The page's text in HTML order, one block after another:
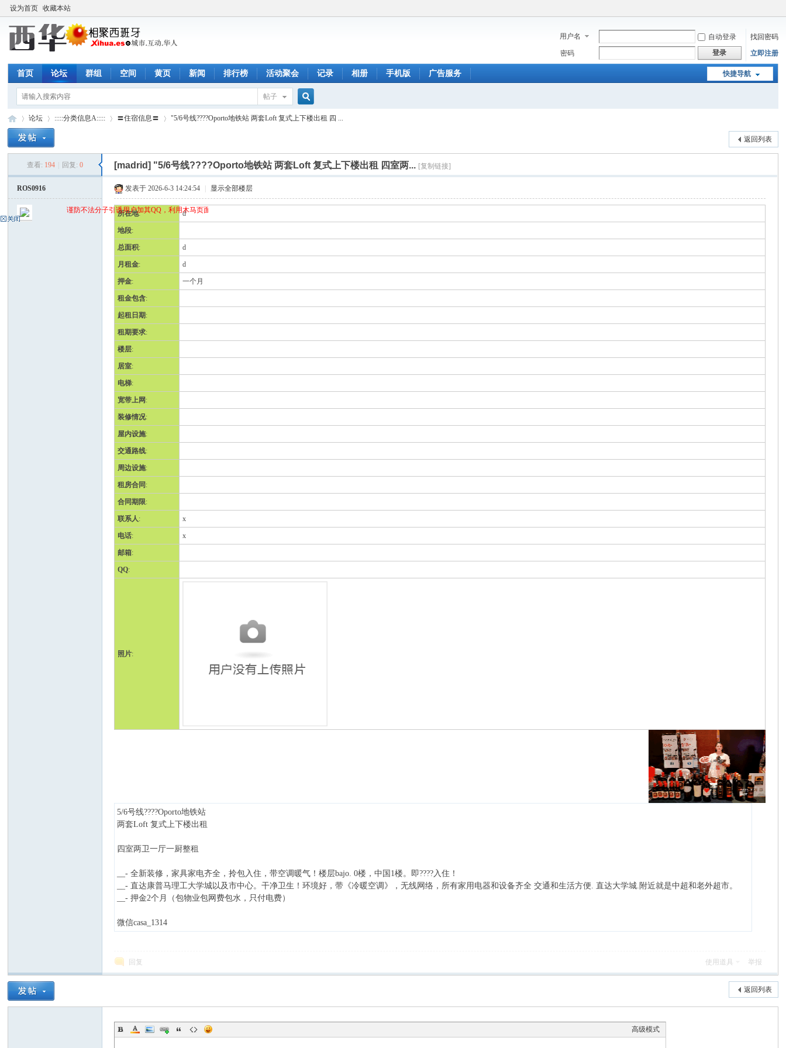
设为首页 收藏本站
用户名 自动登录
找回密码
密码
登录 立即注册
快捷导航
首页 论坛 群组 空间 黄页 新闻 排行榜 活动聚会 记录 相册 手机版 广告服务
帖子
搜
索
论坛
›
:::::分类信息A::::: 〓住宿信息〓
›
"5/6号线????Oporto地铁站 两套Loft 复式上下楼出租 四 ...
返回列表
查看: 194 回复: 0 [madrid] "5/6号线????Oporto地铁站 两套Loft 复式上下楼出租 四室两... [复制链接]
ROS0916 发表于 2026-6-3 14:24:54 显示全部楼层
所在地: d
地段:
总面积: d
月租金: d
押金: 一个月
租金包含:
起租日期:
租期要求:
楼层:
居室:
电梯:
宽带上网 :
装修情况:
屋内设施:
交通路线:
周边设施:
租房合同 :
合同期限:
联系人: x
电话: x
邮箱:
QQ:
照片:
5/6号线????Oporto地铁站
两套Loft 复式上下楼出租
四室两卫一厅一厨整租
__- 全新装修，家具家电齐全，拎包入住，带空调暖气！楼层bajo. 0楼，中国1楼。即????入住！
__- 直达康普马理工大学城以及市中心。干净卫生！环境好，带《冷暖空调》，无线网络，所有家用电器和设备齐全 交通和生活方便. 直达大学城.附近就是中超和老外超市。
__- 押金2个月（包物业包网费包水，只付电费）
微信casa_1314
回复 使用道具 举报
返回列表
高级模式
谨防不法分子引诱用户加其QQ，利用木马页面(QQ空间)骗取qq密码